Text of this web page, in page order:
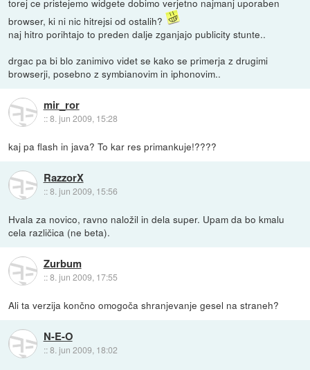
browser, ki ni nic hitrejsi od ostalih?
naj hitro porihtajo to preden dalje zganjajo publicity stunte..
drgac pa bi blo zanimivo videt se kako se primerja z drugimi
browserji, posebno z symbianovim in iphonovim..
mir_ror
::8. jun 2009, 15:28
kaj pa flash in java? To kar res primankuje!????
RazzorX
::8. jun 2009, 15:56
Hvala za novico, ravno naložil in dela super. Upam da bo kmalu
cela različica (ne beta).
Zurbum
::8. jun 2009, 17:55
Ali ta verzija končno omogoča shranjevanje gesel na straneh?
N-E-O
::8. jun 2009, 18:02